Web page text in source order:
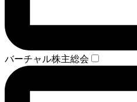
バーチャル株主総会